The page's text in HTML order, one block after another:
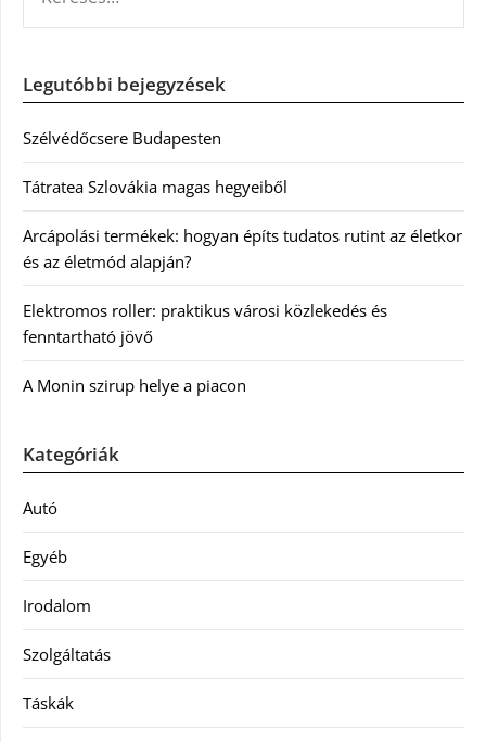
Legutóbbi bejegyzések
Szélvédőcsere Budapesten
Tátratea Szlovákia magas hegyeiből
Arcápolási termékek: hogyan építs tudatos rutint az életkor
és az életmód alapján?
Elektromos roller: praktikus városi közlekedés és
fenntartható jövő
A Monin szirup helye a piacon
Kategóriák
Autó
Egyéb
Irodalom
Szolgáltatás
Táskák